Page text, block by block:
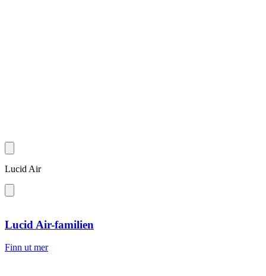
Lucid Air
Lucid Air-familien
Finn ut mer